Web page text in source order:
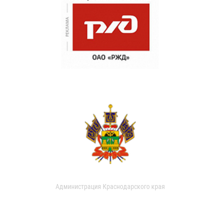
Администрация Краснодарского края